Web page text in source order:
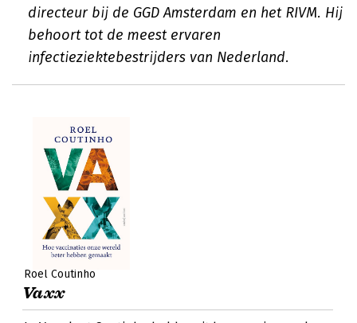
directeur bij de GGD Amsterdam en het RIVM. Hij
behoort tot de meest ervaren
infectieziektebestrijders van Nederland.
Roel Coutinho
Vaxx